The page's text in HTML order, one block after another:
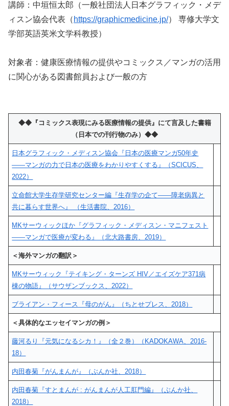
講師：中垣恒太郎（一般社団法人日本グラフィック・メデ
ィスン協会代表（ https://graphicmedicine.jp/） 専修大学文
学部英語英米文学科教授）
対象者：健康医療情報の提供やコミックス／マンガの活用
に関心がある図書館員および一般の方
◆◆『コミックス表現にみる医療情報の提供』にて言及した書籍
（日本での刊行物のみ）◆◆
日本グラフィック・メディスン協会『日本の医療マンガ50年史
――マンガの力で日本の医療をわかりやすくする』（SCICUS、
2022）
立命館大学生存学研究センター編『生存学の企て――障老病異と
共に暮らす世界へ』 （生活書院、2016）
MKサーウィックほか『グラフィック・メディスン・マニフェスト
――マンガで医療が変わる』（北大路書房、2019）
＜海外マンガの翻訳＞
MKサーウィック『テイキング・ターンズ HIV／エイズケア371病
棟の物語』（サウザンブックス、2022）
ブライアン・フィース『母のがん』（ちとせプレス、2018）
＜具体的なエッセイマンガの例＞
藤河るり『元気になるシカ！』（全２巻）（KADOKAWA、2016-
18）
内田春菊『がんまんが』（ぶんか社、2018）
内田春菊『すとまんが : がんまんが人工肛門編』（ぶんか社、
2018）